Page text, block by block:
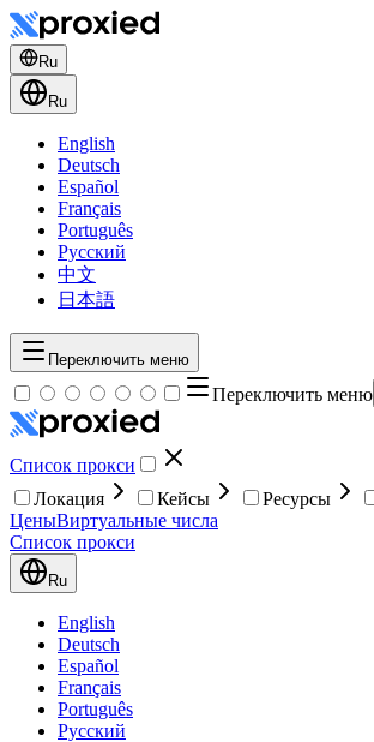
Ru
Ru
English
Deutsch
Español
Français
Português
Русский
中文
日本語
Переключить меню
Переключить меню
Список прокси
Локация
Кейсы Ресурсы
ЦеныВиртуальные числа
Список прокси
Ru
English
Deutsch
Español
Français
Português
Русский